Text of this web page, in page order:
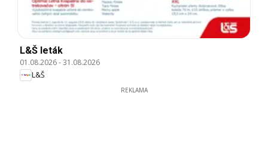
L&Š leták
01.08.2026-31.08.2026
L&Š
REKLAMA